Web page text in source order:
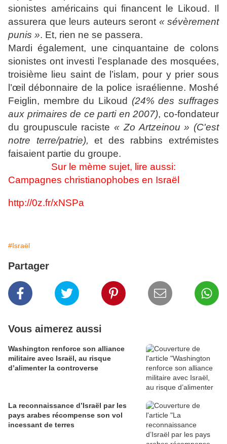
sionistes américains qui financent le Likoud. Il
assurera que leurs auteurs seront « sévèrement
punis ». Et, rien ne se passera.
Mardi également, une cinquantaine de colons
sionistes ont investi l’esplanade des mosquées,
troisième lieu saint de l’islam, pour y prier sous
l’œil débonnaire de la police israélienne. Moshé
Feiglin, membre du Likoud (24% des suffrages
aux primaires de ce parti en 2007), co-fondateur
du groupuscule raciste« Zo Artzeinou » (C'est
notre terre/patrie), et des rabbins extrémistes
faisaient partie du groupe.
Sur le mème sujet, lire aussi:
Campagnes christianophobes en Israël
http://0z.fr/xNSPa
#Israël
Partager
Vous aimerez aussi
Washington renforce son alliance
militaire avec Israël, au risque
d’alimenter la controverse
La reconnaissance d’Israël par les
pays arabes récompense son vol
incessant de terres